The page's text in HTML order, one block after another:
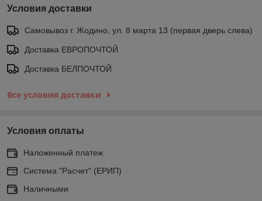
Условия доставки
Самовывоз г. Жодино, ул. 8 марта 13 (первая дверь слева)
Доставка ЕВРОПОЧТОЙ
Доставка БЕЛПОЧТОЙ
Все условия доставки
Условия оплаты
Наложенный платеж
Система "Расчет" (ЕРИП)
Наличными